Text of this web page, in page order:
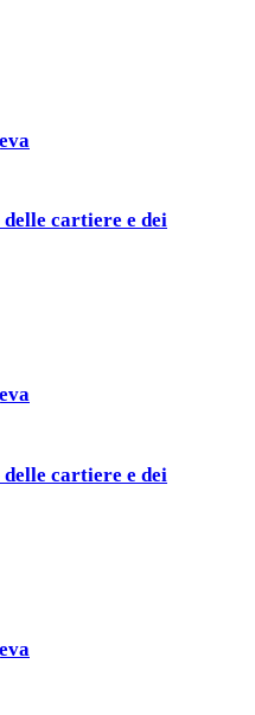
cartiere e dei
cartiere e dei